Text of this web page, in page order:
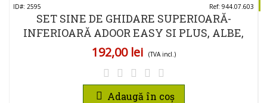
ID#: 2595 Ref: 944.07.603
SET SINE DE GHIDARE SUPERIOARĂ-
INFERIOARĂ ADOOR EASY SI PLUS, ALBE,
2000MM
192,00 lei (TVA incl.)
Adaugă în coș